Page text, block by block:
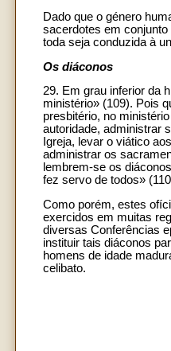
Dado que o género
sacerdotes em
toda seja conduzida à
Os diáconos
29. Em grau inferior da
ministério» (109). Pois
presbitério, no
autoridade, administrar
Igreja, levar o viático
administrar os
lembrem-se os
fez servo de todos»
Como porém, estes
exercidos em muitas
diversas Conferências
instituir tais diáconos
homens de idade
celibato.